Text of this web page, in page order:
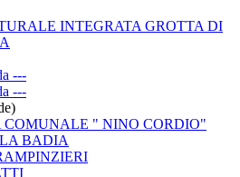
INTEGRATA GROTTA DI
---
---
COMUNALE " NINO CORDIO"
BADIA